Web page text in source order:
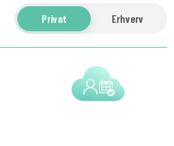
Privat Erhverv